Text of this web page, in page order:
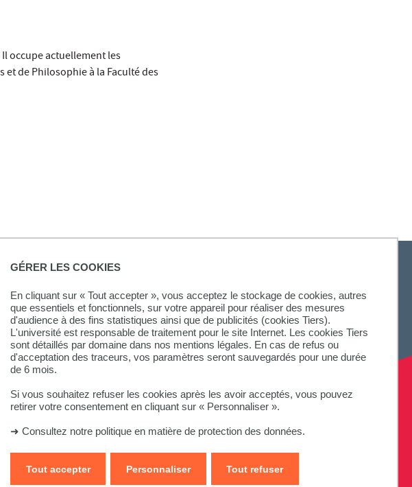
GÉRER LES COOKIES
En cliquant sur « Tout accepter », vous acceptez le stockage de cookies, autres
que essentiels et fonctionnels, sur votre appareil pour réaliser des mesures
d'audience à des fins statistiques ainsi que de publicités (cookies Tiers).
L'université est responsable de traitement pour le site Internet. Les cookies Tiers
sont détaillés par domaine dans nos mentions légales. En cas de refus ou
d'acceptation des traceurs, vos paramètres seront sauvegardés pour une durée
de 6 mois.
Si vous souhaitez refuser les cookies après les avoir acceptés, vous pouvez
retirer votre consentement en cliquant sur « Personnaliser ».
➜ Consultez notre politique en matière de protection des données.
Tout accepter Tout refuser
Personnaliser
occupe actuellement les
de Philosophie à la Faculté des
aux concours